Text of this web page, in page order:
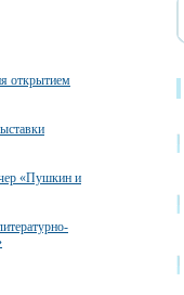
открытием
«Пушкин и